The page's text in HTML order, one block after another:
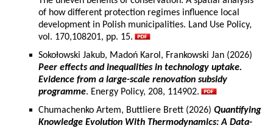
of how different protection regimes influence local
development in Polish municipalities. Land Use Policy,
vol. 170,108201, pp. 15.
Sokołowski Jakub, Madoń Karol, Frankowski Jan (2026)
Peer effects and inequalities in technology uptake.
Evidence from a large-scale renovation subsidy
programme. Energy Policy, 208, 114902.
Chumachenko Artem, Buttliere Brett (2026) Quantifying
Knowledge Evolution With Thermodynamics: A Data-